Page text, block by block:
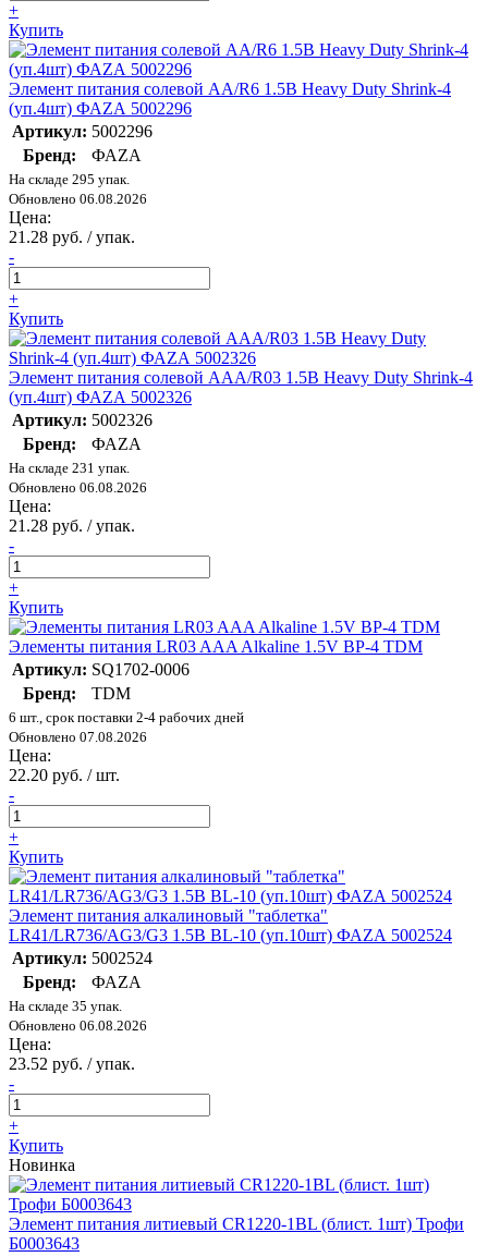
+
Купить
Элемент питания солевой AA/R6 1.5В Heavy Duty Shrink-4
(уп.4шт) ФАZА 5002296
Артикул: 5002296
Бренд:
ФАZА
На складе 295 упак.
Обновлено 06.08.2026
Цена:
21.28 руб. / упак.
-
+
Купить
Элемент питания солевой AAA/R03 1.5В Heavy Duty Shrink-4
(уп.4шт) ФАZА 5002326
Артикул: 5002326
Бренд:
ФАZА
На складе 231 упак.
Обновлено 06.08.2026
Цена:
21.28 руб. / упак.
-
+
Купить
Элементы питания LR03 AAA Alkaline 1.5V BP-4 TDM
Артикул: SQ1702-0006
Бренд:
TDM
6 шт., срок поставки 2-4 рабочих дней
Обновлено 07.08.2026
Цена:
22.20 руб. / шт.
-
+
Купить
Элемент питания алкалиновый "таблетка"
LR41/LR736/AG3/G3 1.5В BL-10 (уп.10шт) ФАZА 5002524
Артикул: 5002524
Бренд:
ФАZА
На складе 35 упак.
Обновлено 06.08.2026
Цена:
23.52 руб. / упак.
-
+
Купить
Новинка
Элемент питания литиевый CR1220-1BL (блист. 1шт) Трофи
Б0003643